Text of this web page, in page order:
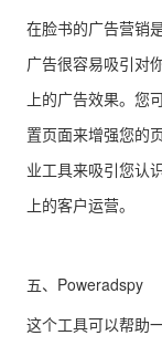
在脸书的广告营销
广告很容易吸引对
上的广告效果。您
置页面来增强您的
业工具来吸引您认
上的客户运营。
五、Poweradspy
这个工具可以帮助